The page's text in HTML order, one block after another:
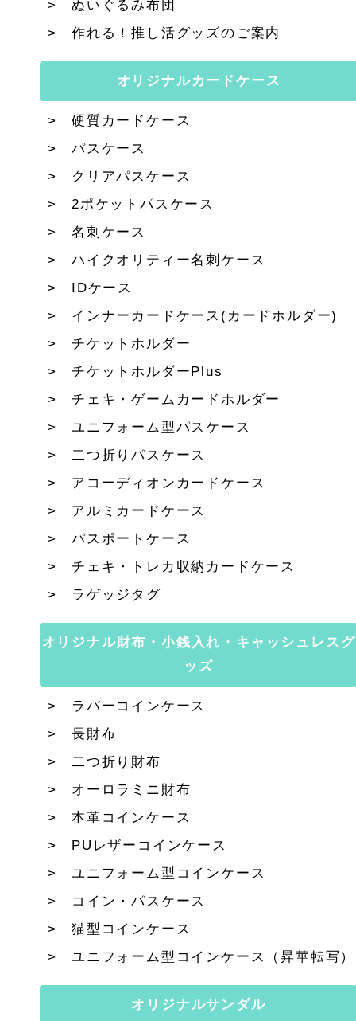
ぬいぐるみ布団
作れる！推し活グッズのご案内
オリジナルカードケース
硬質カードケース
パスケース
クリアパスケース
2ポケットパスケース
名刺ケース
ハイクオリティー名刺ケース
IDケース
インナーカードケース(カードホルダー)
チケットホルダー
チケットホルダーPlus
チェキ・ゲームカードホルダー
ユニフォーム型パスケース
二つ折りパスケース
アコーディオンカードケース
アルミカードケース
パスポートケース
チェキ・トレカ収納カードケース
ラゲッジタグ
オリジナル財布・小銭入れ・キャッシュレスグ
ッズ
ラバーコインケース
長財布
二つ折り財布
オーロラミニ財布
本革コインケース
PUレザーコインケース
ユニフォーム型コインケース
コイン・パスケース
猫型コインケース
ユニフォーム型コインケース（昇華転写）
オリジナルサンダル